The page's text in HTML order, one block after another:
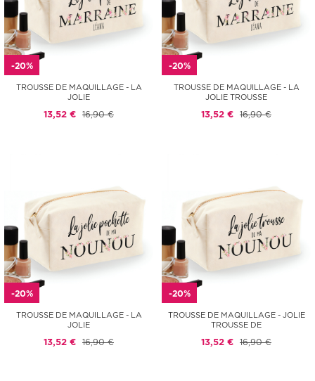
-20%
TROUSSE DE MAQUILLAGE - LA
JOLIE
13,52 € 16,90 €
-20%
TROUSSE DE MAQUILLAGE - LA
JOLIE TROUSSE
13,52 € 16,90 €
-20%
TROUSSE DE MAQUILLAGE - LA
JOLIE
13,52 € 16,90 €
-20%
TROUSSE DE MAQUILLAGE - JOLIE
TROUSSE DE
13,52 € 16,90 €